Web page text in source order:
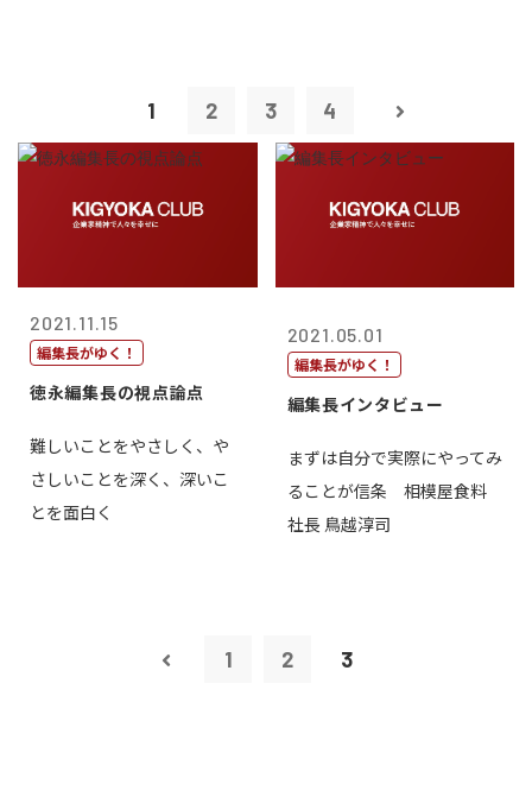
1 2 3 4
2021.11.15
編集長がゆく！
徳永編集長の視点論点
難しいことをやさしく、や
さしいことを深く、深いこ
とを面白く
2021.05.01
編集長がゆく！
編集長インタビュー
まずは自分で実際にやってみ
ることが信条 相模屋食料
社長 鳥越淳司
1 2 3